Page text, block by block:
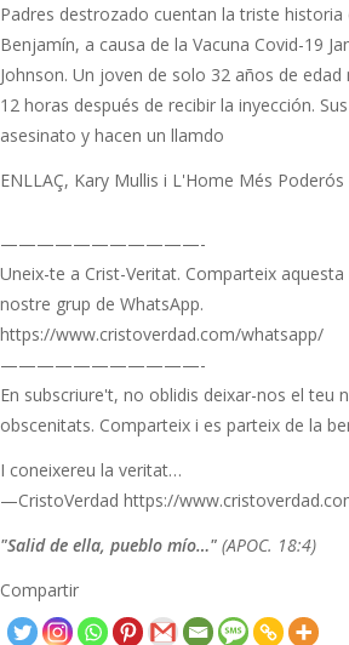
Padres destrozado cuentan la triste
Benjamín, a causa de la Vacuna Covid-19
Johnson. Un joven de solo 32 años de
12 horas después de recibir la inyección.
asesinato y hacen un llamdo
ENLLAÇ, Kary Mullis i L'Home Més
———————————-
Uneix-te a Crist-Veritat. Comparteix
nostre grup de WhatsApp.
https://www.cristoverdad.com/whatsapp/
———————————-
En subscriure't, no oblidis deixar-nos el teu
obscenitats. Comparteix i es parteix de la
I coneixereu la veritat…
—CristoVerdad https://
"Salid de ella, pueblo mío…" (APOC. 18:4)
Compartir